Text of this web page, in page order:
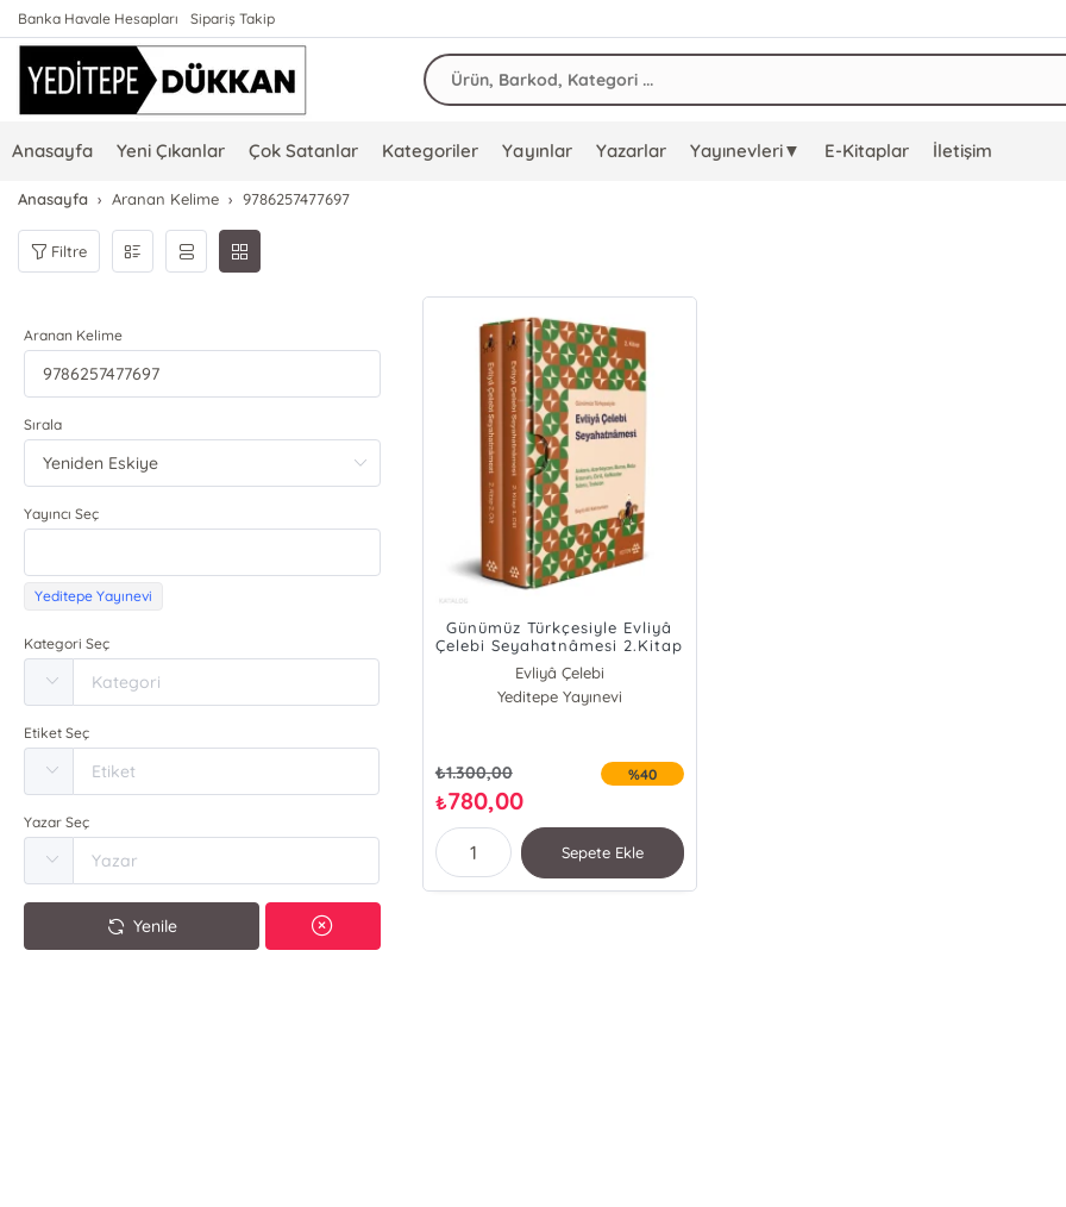
Banka Havale Hesapları Sipariş Takip
Anasayfa Yeni Çıkanlar Çok Satanlar Kategoriler Yayınlar Yazarlar Yayınevleri▼ E-Kitaplar İletişim
Anasayfa Aranan Kelime 9786257477697
Filtre
Aranan Kelime
Sırala
Yayıncı Seç
Yeditepe Yayınevi
Kategori Seç
Etiket Seç
Yazar Seç
Yenile
Günümüz Türkçesiyle Evliyâ
Çelebi Seyahatnâmesi 2.Kitap
2 Cilt (Kutulu)
Evliyâ Çelebi
Seyit Ali Kahraman
Yeditepe Yayınevi
₺1.300,00
₺780,00
%40
Sepete Ekle